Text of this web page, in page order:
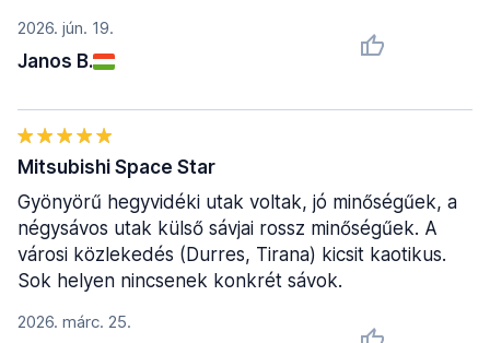
2026. jún. 19.
Janos B.
2026. márc. 25.
Mitsubishi Space Star
Gyönyörű hegyvidéki utak voltak, jó minőségűek, a
négysávos utak külső sávjai rossz minőségűek. A
városi közlekedés (Durres, Tirana) kicsit kaotikus.
Sok helyen nincsenek konkrét sávok.